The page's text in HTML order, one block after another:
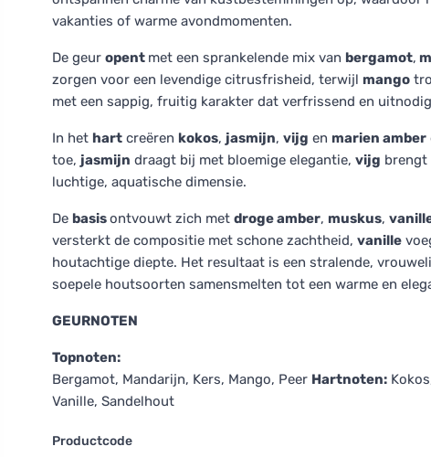
vakanties of warme avondmomenten.
De geur opent met een sprankelende mix van bergamot,
zorgen voor een levendige citrusfrisheid, terwijl mango
met een sappig, fruitig karakter dat verfrissend en
In het hart creëren kokos, jasmijn, vijg en marien amber
toe, jasmijn draagt bij met bloemige elegantie, vijg brengt
luchtige, aquatische dimensie.
De basisontvouwt zich met droge amber, muskus,
versterkt de compositie met schone zachtheid, vanille
houtachtige diepte. Het resultaat is een stralende,
soepele houtsoorten samensmelten tot een warme en
GEURNOTEN
Topnoten:
Bergamot, Mandarijn, Kers, Mango, Peer Hartnoten:
Vanille, Sandelhout
Productcode